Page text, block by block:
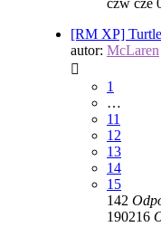
czw cze
[RM XP]
autor: McLaren
1
…
11
12
13
14
15
142
190216